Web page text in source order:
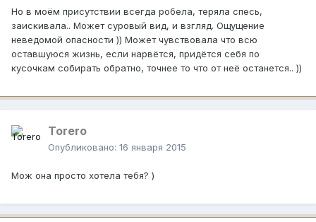
Но в моём присутствии всегда робела, теряла спесь,
заискивала.. Может суровый вид, и взгляд. Ощущение
неведомой опасности )) Может чувствовала что всю
оставшуюся жизнь, если нарвётся, придётся себя по
кусочкам собирать обратно, точнее то что от неё останется.. ))
Тоrero
Опубликовано: 16 января 2015
Мож она просто хотела тебя? )